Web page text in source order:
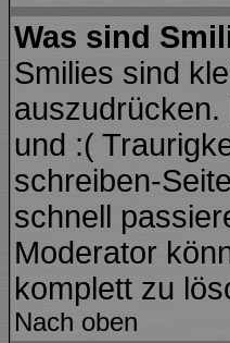
Was sind
Smilies sind
und :(
schreiben-
schnell
Moderator
komplett zu
Nach oben